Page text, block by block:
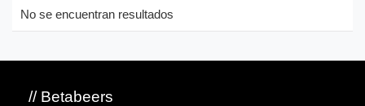
No se encuentran resultados
// Betabeers